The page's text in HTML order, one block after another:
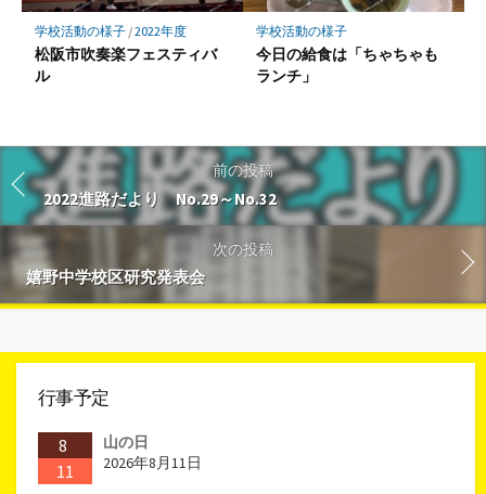
学校活動の様子/2022年度
松阪市吹奏楽フェスティバ
ル
学校活動の様子
今日の給食は「ちゃちゃも
ランチ」
前の投稿
2022進路だより No.29～No.32
次の投稿
嬉野中学校区研究発表会
行事予定
8
11
山の日
2026年8月11日